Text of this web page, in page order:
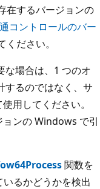
在するバージョンの
コントロールのバー
ださい。
な場合は、1 つのオ
するのではなく、サ
用してください。
ンの Windows で引
関数を
るかどうかを検出